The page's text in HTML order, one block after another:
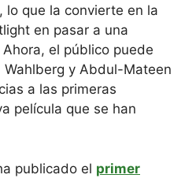
lo que la convierte en la
en pasar a una
el público puede
y Abdul-Mateen
a las primeras
película que se han
publicado el primer